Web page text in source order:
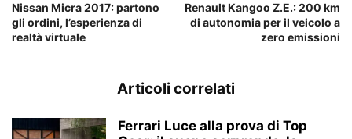
Nissan Micra 2017: partono
gli ordini, l’esperienza di
realtà virtuale
Renault Kangoo Z.E.: 200 km
di autonomia per il veicolo a
zero emissioni
Articoli correlati
Ferrari Luce alla prova di Top